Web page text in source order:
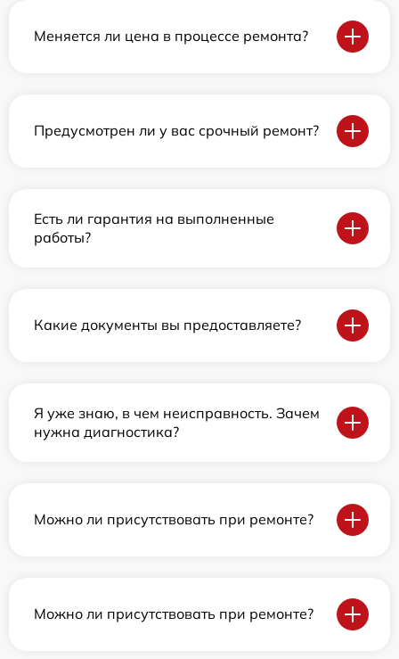
Меняется ли цена в процессе ремонта?
Предусмотрен ли у вас срочный ремонт?
Есть ли гарантия на выполненные
работы?
Какие документы вы предоставляете?
Я уже знаю, в чем неисправность. Зачем
нужна диагностика?
Можно ли присутствовать при ремонте?
Можно ли присутствовать при ремонте?